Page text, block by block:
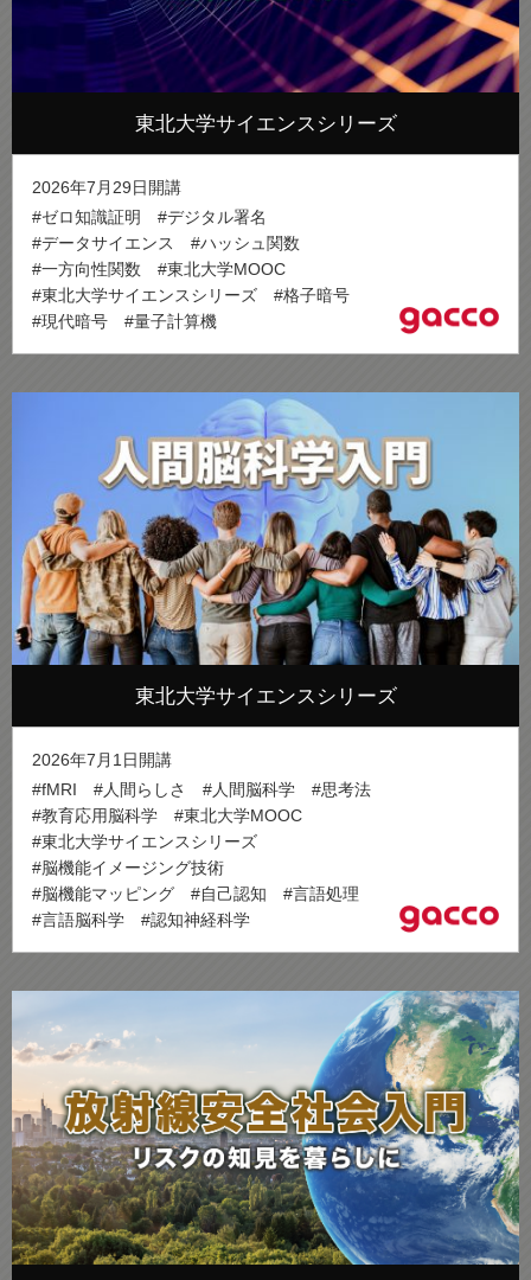
東北大学サイエンスシリーズ
2026年7月29日開講
#ゼロ知識証明
#デジタル署名
#データサイエンス
#ハッシュ関数
#一方向性関数
#東北大学MOOC
#東北大学サイエンスシリーズ
#格子暗号
#現代暗号
#量子計算機
東北大学サイエンスシリーズ
2026年7月1日開講
#fMRI
#人間らしさ #人間脳科学
#思考法
#教育応用脳科学
#東北大学MOOC
#東北大学サイエンスシリーズ
#脳機能イメージング技術
#脳機能マッピング
#自己認知
#言語処理
#言語脳科学
#認知神経科学